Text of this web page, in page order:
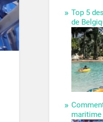
Top 5
de
maritime